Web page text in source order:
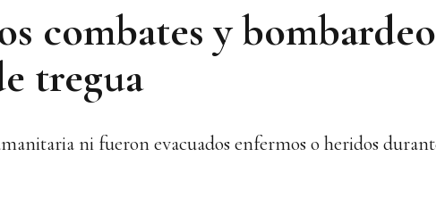
combates y
tregua
ni fueron evacuados enfermos o heridos